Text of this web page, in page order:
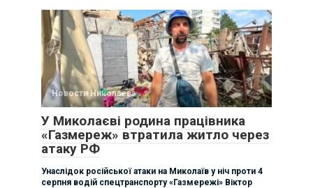
Новости Николаева
У Миколаєві родина працівника
«Газмереж» втратила житло через
атаку РФ
Унаслідок російської атаки на Миколаїв у ніч проти 4
серпня водій спецтранспорту «Газмережі» Віктор